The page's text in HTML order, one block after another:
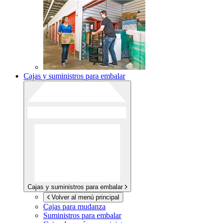
Cajas y suministros para embalar
Cajas y suministros para embalar
Volver al menú principal
Cajas para mudanza
Suministros para embalar